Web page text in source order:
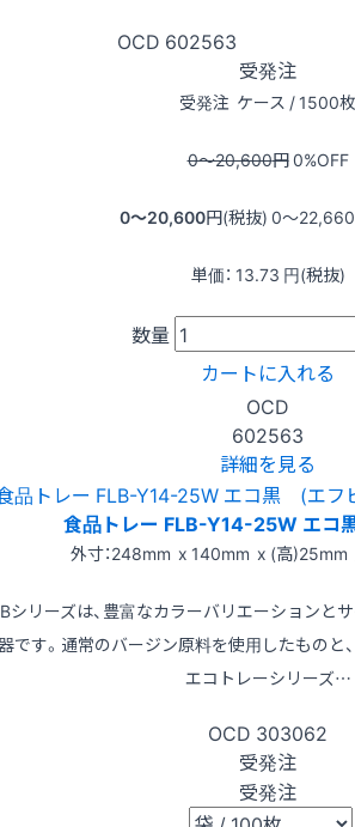
OCD 602563
受発注
受発注 ケース / 1500枚
0〜20,600円0%OFF
0〜20,600円(税抜) 0〜22,660
単価： 13.73 円(税抜)
数量
カートに入れる
OCD
602563
詳細を見る
食品トレー FLB-Y14-25W エ
外寸：248mm x 140mm x (高)25mm
シリーズは、豊富なカラーバリエーションと
です。通常のバージン原料を使用したものと
エコトレーシリーズ…
OCD 303062
受発注
受発注